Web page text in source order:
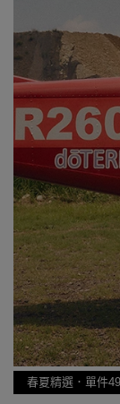
春夏精選．單件